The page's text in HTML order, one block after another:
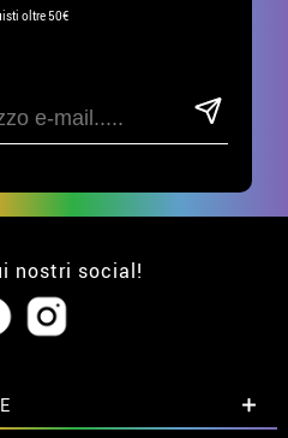
oltre 50€
nostri social!